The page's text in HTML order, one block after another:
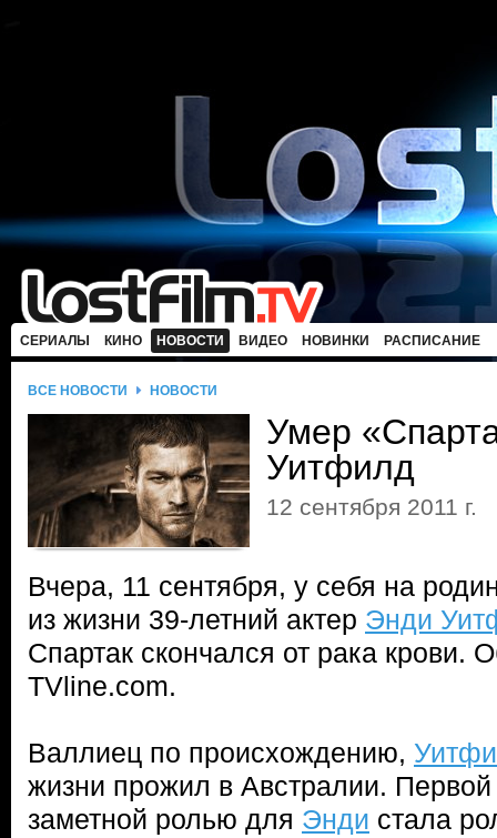
СЕРИАЛЫ КИНО НОВОСТИ ВИДЕО НОВИНКИ РАСПИСАНИЕ
ВСЕ НОВОСТИ НОВОСТИ
Умер
Уитфилд
12 сентября 2011 г.
Вчера, 11 сентября, у себя на
из жизни 39-летний актер Энди
Спартак скончался от рака крови.
TVline.com.
Валлиец по происхождению,
жизни прожил в Австралии.
заметной ролью для Энди стала